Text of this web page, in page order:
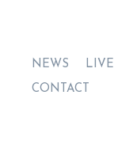
NEWS LIVE
CONTACT